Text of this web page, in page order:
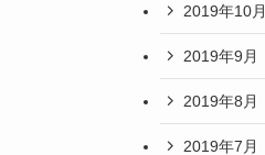
2019年10月
2019年9月
2019年8月
2019年7月